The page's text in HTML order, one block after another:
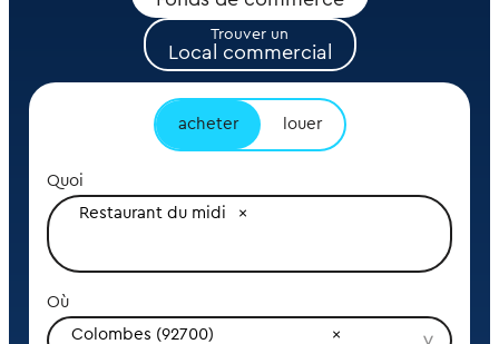
Trouver un
Local commercial
acheter louer
Quoi
Restaurant du midi
Où
Colombes (92700)